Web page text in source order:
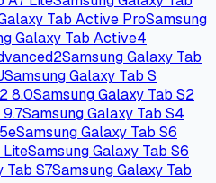
Tab Active ProSamsung
Galaxy Tab Active4
Samsung Galaxy Tab
Samsung Galaxy Tab S
8.0Samsung Galaxy Tab S2
Samsung Galaxy Tab S4
Samsung Galaxy Tab S6
LiteSamsung Galaxy Tab S6
Tab S7Samsung Galaxy Tab